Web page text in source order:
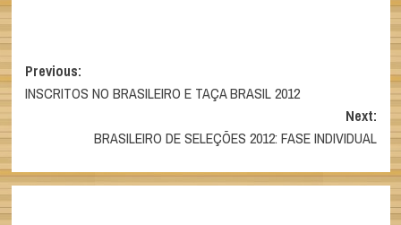
Post
navigation
Previous:
INSCRITOS NO BRASILEIRO E TAÇA BRASIL 2012
Next:
BRASILEIRO DE SELEÇÕES 2012: FASE INDIVIDUAL